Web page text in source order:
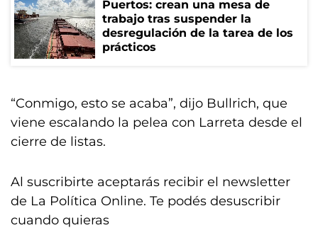
Puertos: crean una mesa de
trabajo tras suspender la
desregulación de la tarea de los
prácticos
“Conmigo, esto se acaba”, dijo Bullrich, que
viene escalando la pelea con Larreta desde el
cierre de listas.
Al suscribirte aceptarás recibir el newsletter
de La Política Online. Te podés desuscribir
cuando quieras